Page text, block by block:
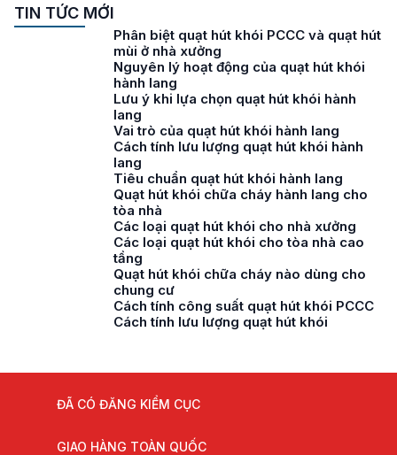
TIN TỨC MỚI
Phân biệt quạt hút khói PCCC và quạt hút
mùi ở nhà xưởng
Nguyên lý hoạt động của quạt hút khói
hành lang
Lưu ý khi lựa chọn quạt hút khói hành
lang
Vai trò của quạt hút khói hành lang
Cách tính lưu lượng quạt hút khói hành
lang
Tiêu chuẩn quạt hút khói hành lang
Quạt hút khói chữa cháy hành lang cho
tòa nhà
Các loại quạt hút khói cho nhà xưởng
Các loại quạt hút khói cho tòa nhà cao
tầng
Quạt hút khói chữa cháy nào dùng cho
chung cư
Cách tính công suất quạt hút khói PCCC
Cách tính lưu lượng quạt hút khói
ĐÃ CÓ ĐĂNG KIỂM CỤC
GIAO HÀNG TOÀN QUỐC